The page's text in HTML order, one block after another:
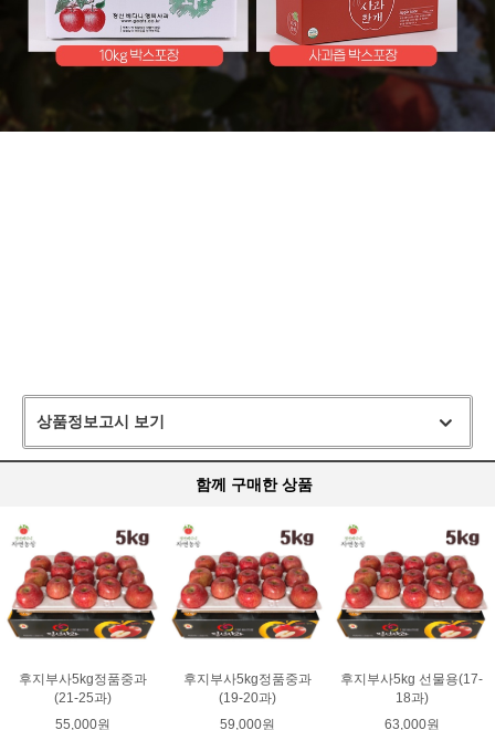
상품정보고시 보기
함께 구매한 상품
후지부사5kg정품중과
(21-25과)
55,000원
후지부사5kg정품중과
(19-20과)
59,000원
후지부사5kg 선물용(17-
18과)
63,000원